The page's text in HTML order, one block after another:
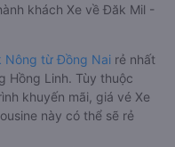
khách Xe về Đăk Mil -
Nông từ Đồng Nai rẻ nhất
Hồng Linh. Tùy thuộc
khuyến mãi, giá vé Xe
này có thể sẽ rẻ